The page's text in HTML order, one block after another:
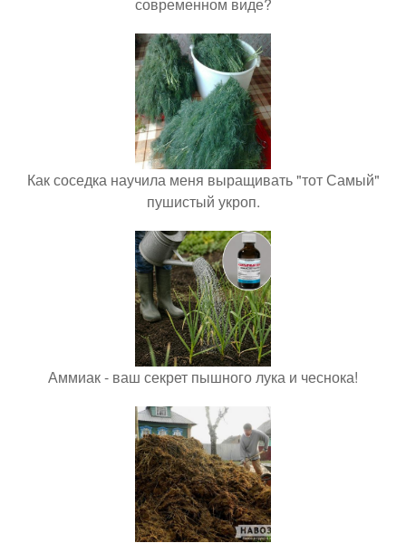
Как соседка научила меня выращивать "тот Самый"
пушистый укроп.
Аммиак - ваш секрет пышного лука и чеснока!